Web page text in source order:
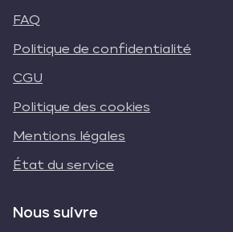
FAQ
Politique de confidentialité
CGU
Politique des cookies
Mentions légales
État du service
Nous suivre